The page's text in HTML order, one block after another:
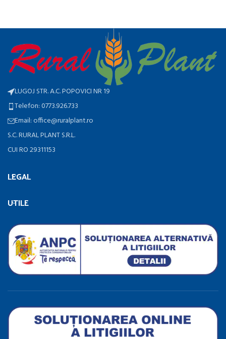
LUGOJ STR. A.C. POPOVICI NR 19
Telefon: 0773.926.733
Email: office@ruralplant.ro
S.C. RURAL PLANT S.R.L.
CUI RO 29311153
LEGAL
UTILE